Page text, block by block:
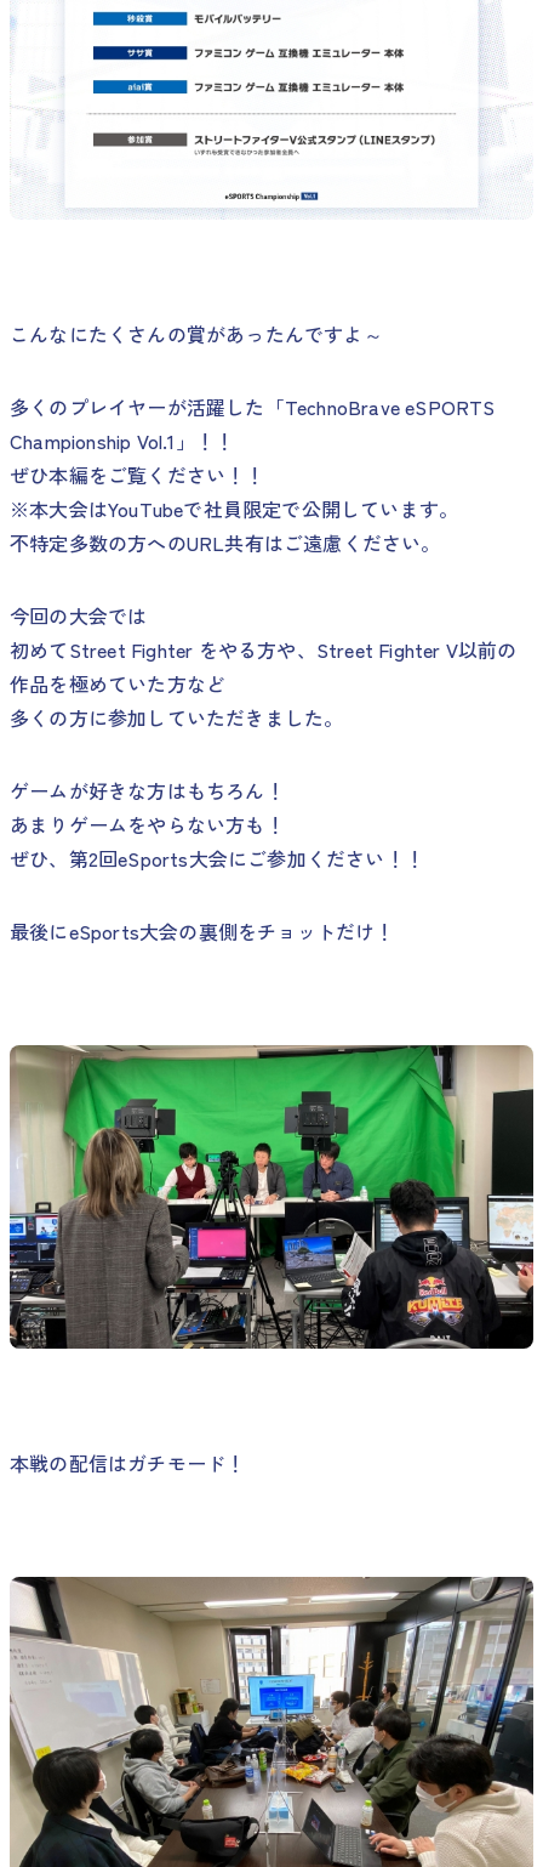
こんなにたくさんの賞があったんですよ～
多くのプレイヤーが活躍した「TechnoBrave eSPORTS
Championship Vol.1」！！
ぜひ本編をご覧ください！！
※本大会はYouTubeで社員限定で公開しています。
不特定多数の方へのURL共有はご遠慮ください。
今回の大会では
初めてStreet Fighter をやる方や、Street Fighter V以前の
作品を極めていた方など
多くの方に参加していただきました。
ゲームが好きな方はもちろん！
あまりゲームをやらない方も！
ぜひ、第2回eSports大会にご参加ください！！
最後にeSports大会の裏側をチョットだけ！
本戦の配信はガチモード！